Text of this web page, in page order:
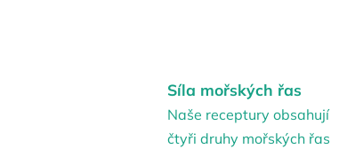
Síla mořských řas
Naše receptury obsahují
čtyři druhy mořských řas